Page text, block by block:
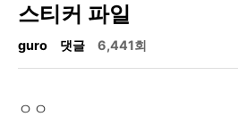
스티커 파일
guro 댓글 6,441회
ㅇㅇ